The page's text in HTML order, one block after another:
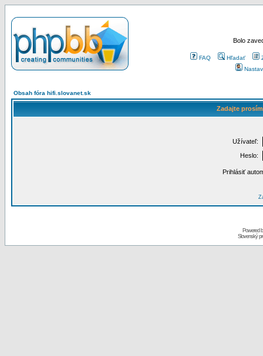
Bolo
FAQ Hľadať
Obsah fóra hifi.slovanet.sk
Zadajte
Užívateľ:
Heslo:
Prihlásiť
Powered
Slovenský